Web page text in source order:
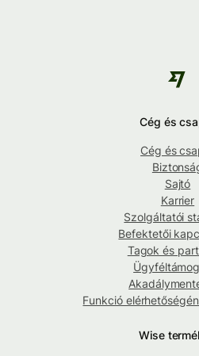
Cég és
Cég és
Sajtó
Karrier
Szolgáltatói
Befektetői
Tagok és
Funkció
Wise